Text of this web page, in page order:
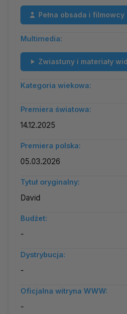
Pełna obsada i filmowcy
Multimedia:
Zwiastuny i materiały
Kategoria wiekowa:
Premiera światowa:
14.12.2025
Premiera polska:
05.03.2026
Tytuł oryginalny:
David
Budżet:
-
Dystrybucja:
-
Oficjalna witryna WWW:
-